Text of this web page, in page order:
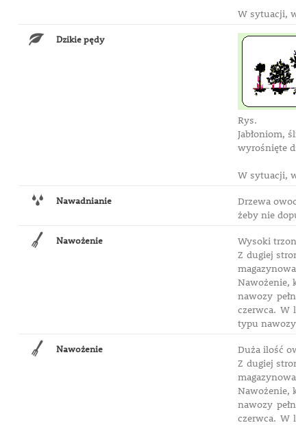
W sytuacji,
Dzikie pędy
Rys.
Jabłoniom,
wyrośnięte
W sytuacji,
Nawadnianie
Drzewa
żeby nie
Nawożenie
Wysoki
Z dugiej
Nawożenie,
nawozy
czerwca. W
typu
Nawożenie
Duża ilość
Z dugiej
Nawożenie,
nawozy
czerwca. W